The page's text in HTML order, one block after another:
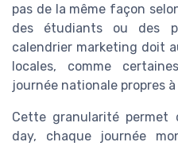
pas de la même façon
des étudiants ou des
calendrier marketing doit
locales, comme
journée nationale propres
Cette granularité permet
day, chaque journée